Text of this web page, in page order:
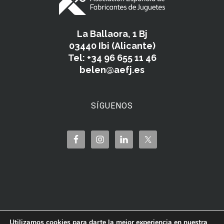
La Ballaora, 1 Bj
03440 Ibi (Alicante)
Tel: +34 96 655 11 46
belen@aefj.es
SÍGUENOS